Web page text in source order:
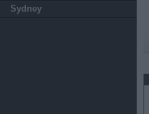
Sydney